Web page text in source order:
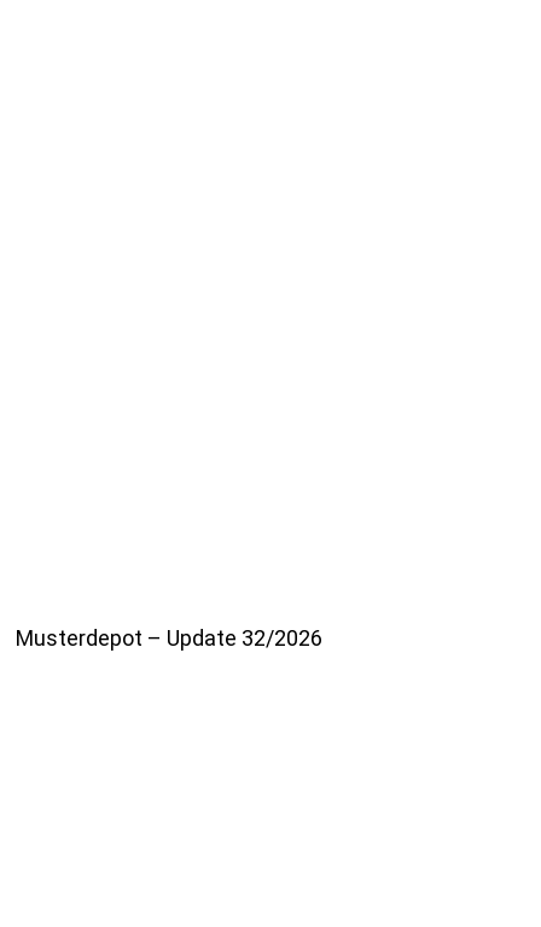
Musterdepot – Update 32/2026